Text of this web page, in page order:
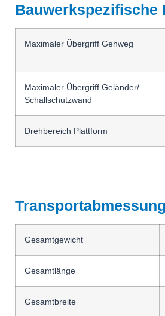
Bauwerkspezifische
Maximaler Übergriff Gehweg
Maximaler Übergriff Geländer/
Schallschutz­­­wand
Drehbereich Plattform
Gesamtgewicht
Gesamtlänge
Gesamtbreite